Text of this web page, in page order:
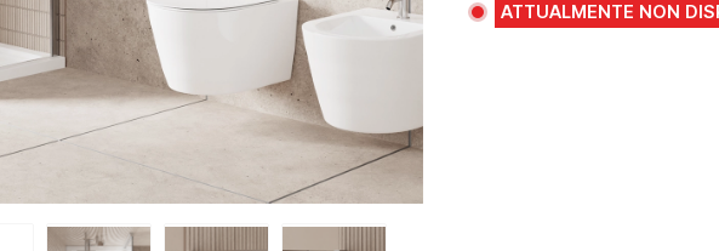
ATTUALMENTE NON